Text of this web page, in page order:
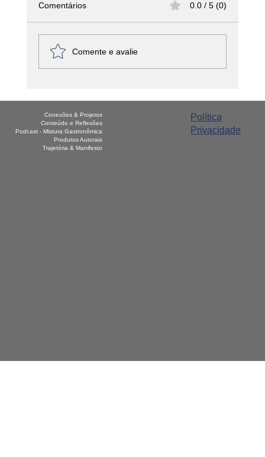
Marmitas que transformam:
Comentários 0.0 / 5 (0)
Comente e avalie
Política
Privacidade
Conexões & Projetos
Conteúdo e Reflexões
Podcast - Mistura Gastronômica
Produtos Autorais
Trajetória & Manifesto